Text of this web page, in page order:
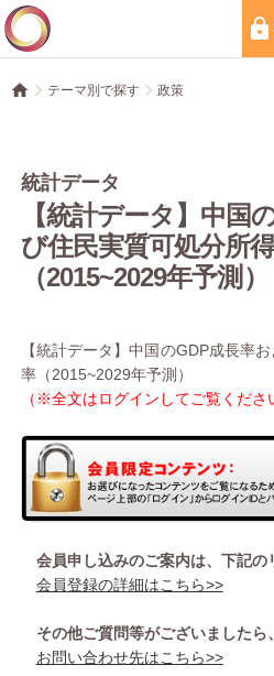
テーマ別で探す 政策
統計データ
【統計データ】中国
び住民実質可処分所
（2015~2029年予測）
【統計データ】中国のGDP成長率
率（2015~2029年予測）
（※全文はログインしてご覧くださ
会員申し込みのご案内は、下記の
会員登録の詳細はこちら>>
その他ご質問等がございましたら
お問い合わせ先はこちら>>